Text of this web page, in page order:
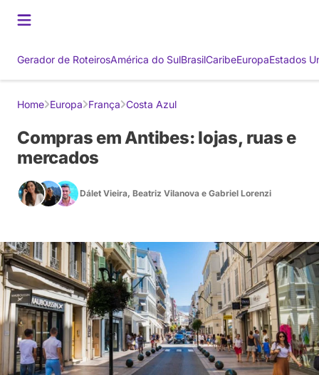
Gerador de RoteirosAmérica do SulBrasilCaribeEuropaEstados
Home Europa França Costa Azul
Compras em Antibes: lojas, ruas e
mercados
Dálet Vieira, Beatriz Vilanova e Gabriel Lorenzi